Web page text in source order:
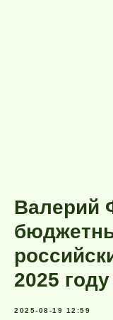
Валерий
2025 году
2025-08-19 12:59